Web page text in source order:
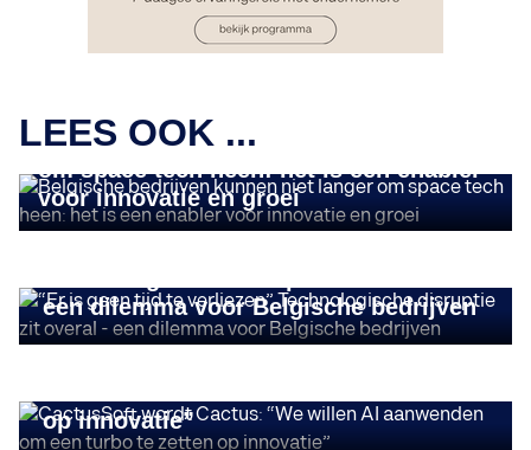
LEES OOK ...
Belgische bedrijven kunnen niet langer
om space tech heen: het is een enabler
voor innovatie en groei
TECH & INNOVATIE
een dilemma voor Belgische bedrijven
STORIES
op innovatie”